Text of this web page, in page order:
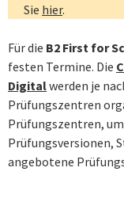
Sie hier.
Für die B2 First for
festen Termine. Die
Digitalwerden je
Prüfungszentren
Prüfungszentren,
Prüfungsversionen,
angebotene